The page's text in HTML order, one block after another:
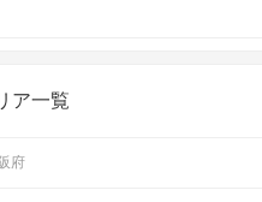
ア一覧
府